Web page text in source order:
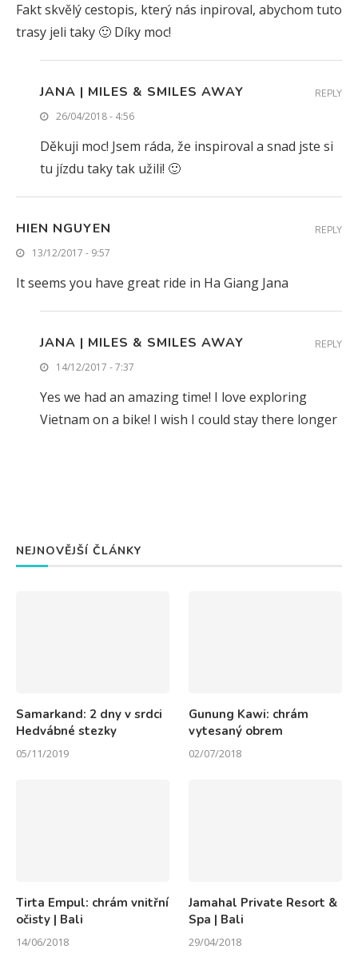
Fakt skvělý cestopis, který nás inpiroval, abychom tuto
trasy jeli taky 🙂 Díky moc!
JANA | MILES & SMILES AWAY
26/04/2018 - 4:56
Děkuji moc! Jsem ráda, že inspiroval a snad jste si
tu jízdu taky tak užili! 🙂
REPLY
HIEN NGUYEN
13/12/2017 - 9:57
It seems you have great ride in Ha Giang Jana
REPLY
JANA | MILES & SMILES AWAY
14/12/2017 - 7:37
Yes we had an amazing time! I love exploring
Vietnam on a bike! I wish I could stay there longer
REPLY
NEJNOVĚJŠÍ ČLÁNKY
Samarkand: 2 dny v srdci
Hedvábné stezky
05/11/2019
Gunung Kawi: chrám
vytesaný obrem
02/07/2018
Tirta Empul: chrám vnitřní
očisty | Bali
14/06/2018
Jamahal Private Resort &
Spa | Bali
29/04/2018